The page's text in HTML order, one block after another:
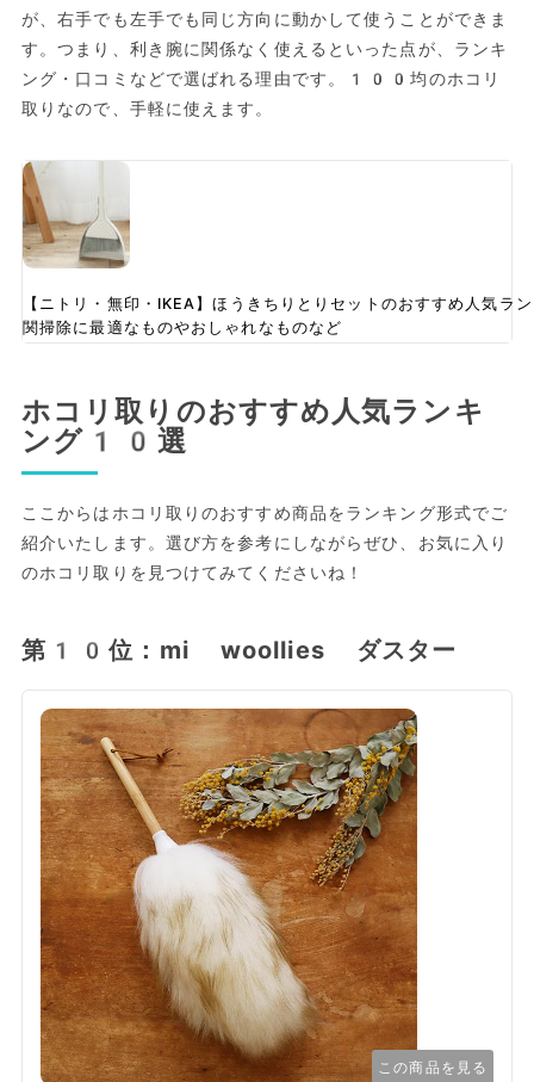
が、右手でも左手でも同じ方向に動かして使うことができま
す。つまり、利き腕に関係なく使えるといった点が、ランキ
ング・口コミなどで選ばれる理由です。100均のホコリ
取りなので、手軽に使えます。
【ニトリ・無印・IKEA】ほうきちりとりセットのおすすめ人気
関掃除に最適なものやおしゃれなものなど
ホコリ取りのおすすめ人気ランキ
ング10選
ここからはホコリ取りのおすすめ商品をランキング形式でご
紹介いたします。選び方を参考にしながらぜひ、お気に入り
のホコリ取りを見つけてみてくださいね！
第10位：mi woollies ダスター
この商品を見る